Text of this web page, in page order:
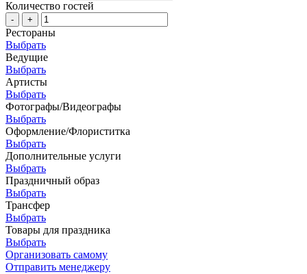
Количество гостей
- +
Рестораны
Выбрать
Ведущие
Выбрать
Артисты
Выбрать
Фотографы/Видеографы
Выбрать
Оформление/Флориститка
Выбрать
Дополнительные услуги
Выбрать
Праздничный образ
Выбрать
Трансфер
Выбрать
Товары для праздника
Выбрать
Организовать самому
Отправить менеджеру